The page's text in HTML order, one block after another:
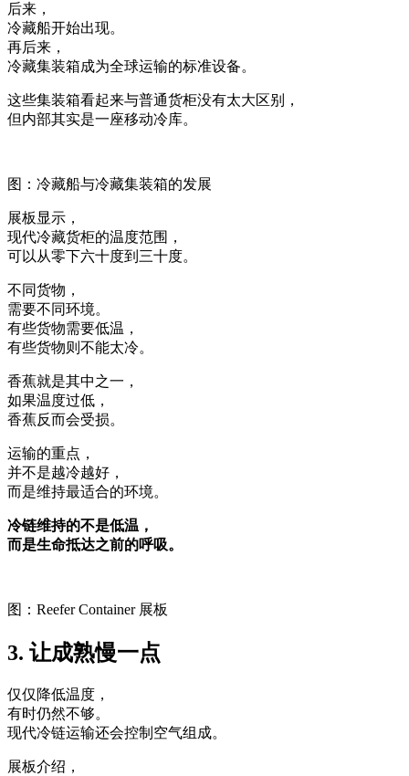
后来，
冷藏船开始出现。
再后来，
冷藏集装箱成为全球运输的标准设备。
这些集装箱看起来与普通货柜没有太大区别，
但内部其实是一座移动冷库。
图：冷藏船与冷藏集装箱的发展
展板显示，
现代冷藏货柜的温度范围，
可以从零下六十度到三十度。
不同货物，
需要不同环境。
有些货物需要低温，
有些货物则不能太冷。
香蕉就是其中之一，
如果温度过低，
香蕉反而会受损。
运输的重点，
并不是越冷越好，
而是维持最适合的环境。
冷链维持的不是低温，
而是生命抵达之前的呼吸。
图：Reefer Container 展板
3. 让成熟慢一点
仅仅降低温度，
有时仍然不够。
现代冷链运输还会控制空气组成。
展板介绍，